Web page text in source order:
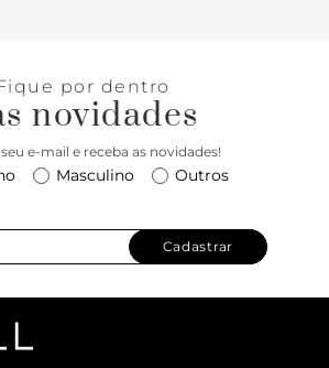
por dentro
novidades
e-mail e receba as novidades!
Masculino Outros
Cadastrar